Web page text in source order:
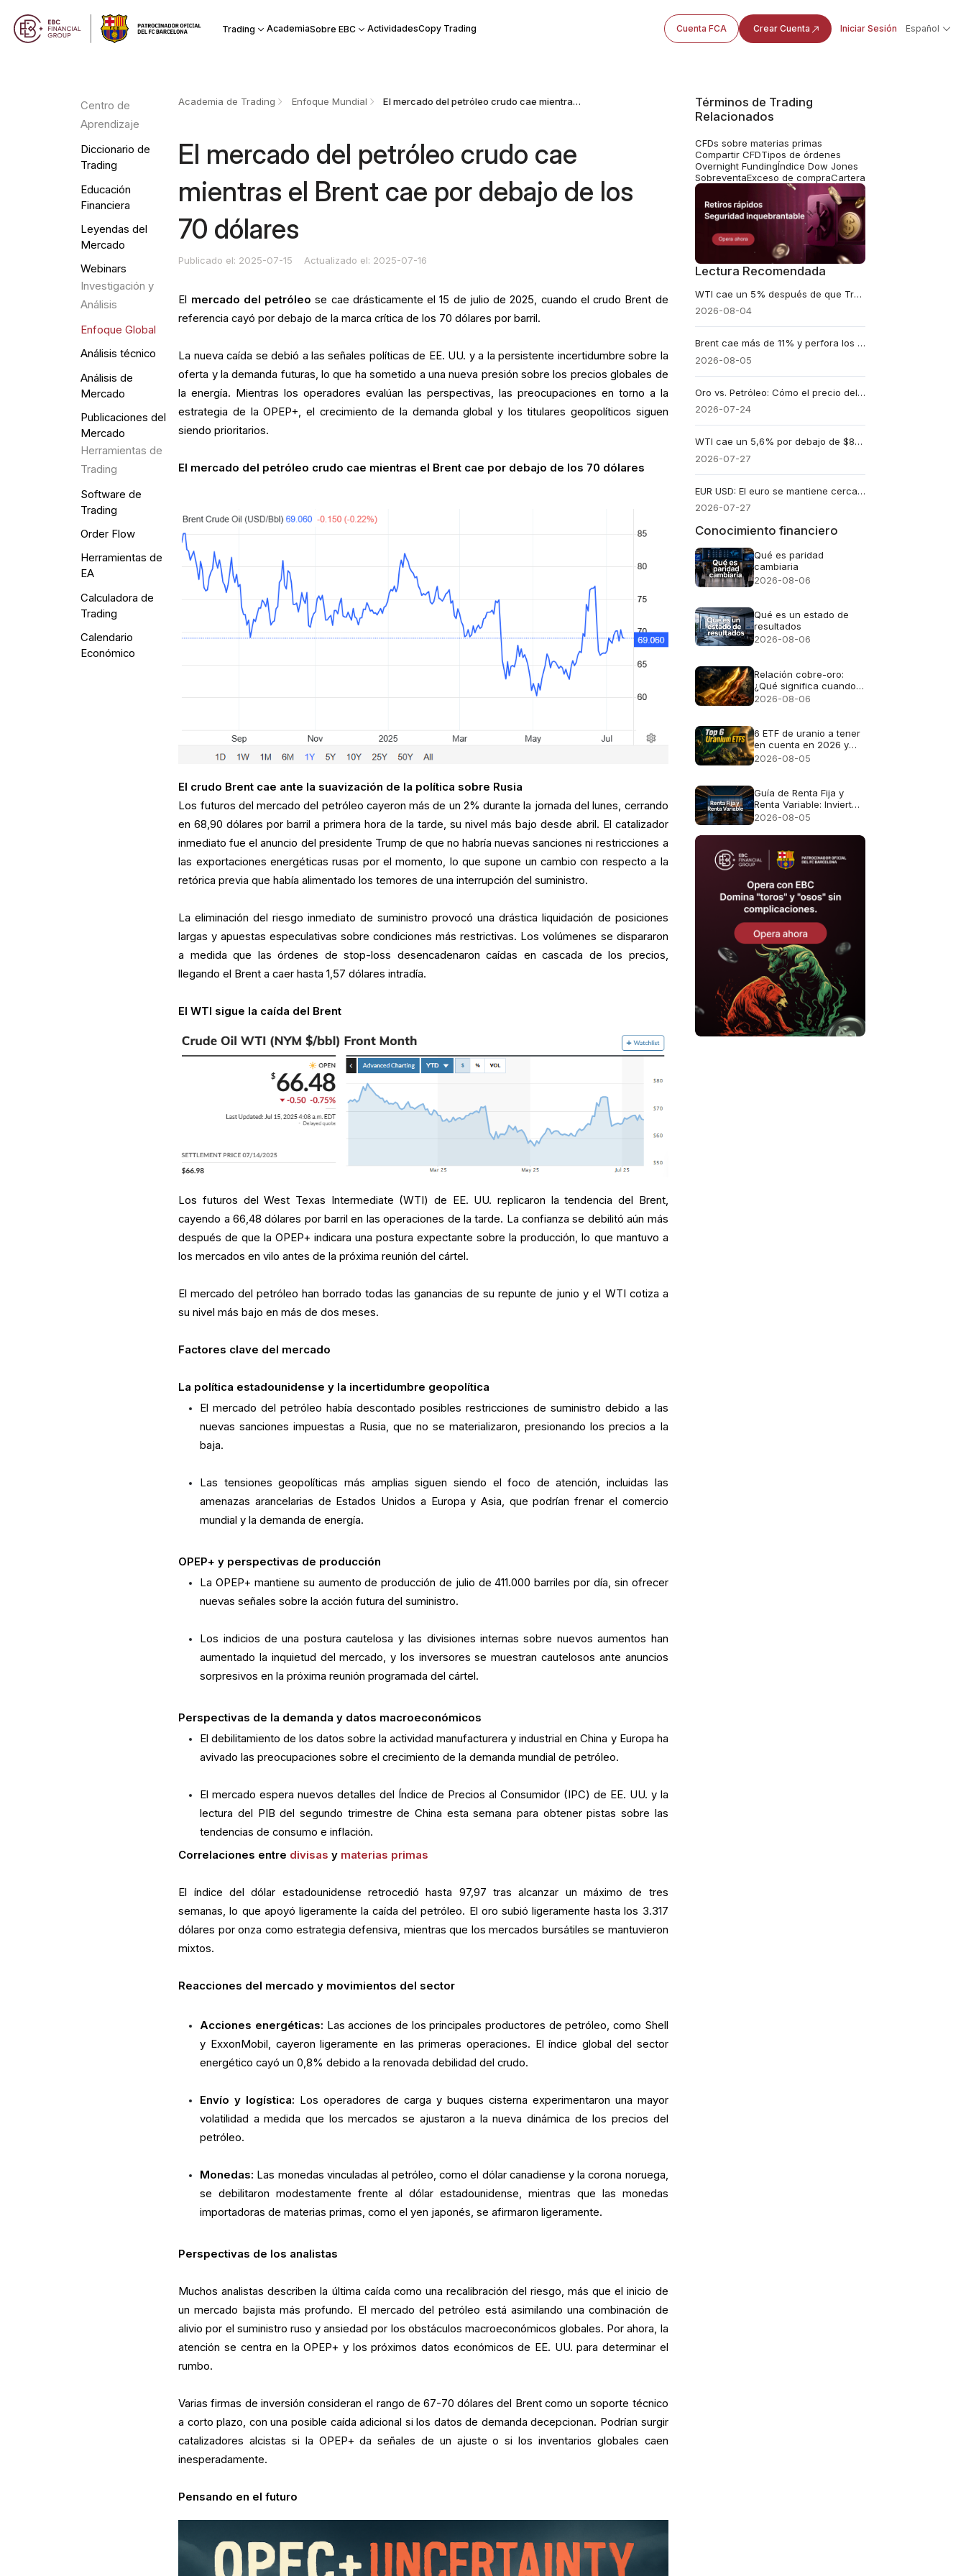
Trading AcademiaSobre EBC ActividadesCopy Trading Cuenta FCA Crear Cuenta Iniciar Sesión Español
Centro de
Aprendizaje
Diccionario de
Trading
Educación
Financiera
Leyendas del
Mercado
Webinars
Investigación y
Análisis
Enfoque Global
Análisis técnico
Análisis de
Mercado
Publicaciones del
Mercado
Herramientas de
Trading
Software de
Trading
Order Flow
Herramientas de
EA
Calculadora de
Trading
Calendario
Económico
Academia de Trading Enfoque Mundial El mercado del petróleo crudo cae mientras el Brent cae por debajo de los 70 dólares
El mercado del petróleo crudo cae
mientras el Brent cae por debajo de los
70 dólares
Publicado el: 2025-07-15 Actualizado el: 2025-07-16
El mercado del petróleo se cae drásticamente el 15 de julio de 2025, cuando el crudo Brent de
referencia cayó por debajo de la marca crítica de los 70 dólares por barril.
La nueva caída se debió a las señales políticas de EE. UU. y a la persistente incertidumbre sobre la
oferta y la demanda futuras, lo que ha sometido a una nueva presión sobre los precios globales de
la energía. Mientras los operadores evalúan las perspectivas, las preocupaciones en torno a la
estrategia de la OPEP+, el crecimiento de la demanda global y los titulares geopolíticos siguen
siendo prioritarios.
El mercado del petróleo crudo cae mientras el Brent cae por debajo de los 70 dólares
El crudo Brent cae ante la suavización de la política sobre Rusia
Los futuros del mercado del petróleo cayeron más de un 2% durante la jornada del lunes, cerrando
en 68,90 dólares por barril a primera hora de la tarde, su nivel más bajo desde abril. El catalizador
inmediato fue el anuncio del presidente Trump de que no habría nuevas sanciones ni restricciones a
las exportaciones energéticas rusas por el momento, lo que supone un cambio con respecto a la
retórica previa que había alimentado los temores de una interrupción del suministro.
La eliminación del riesgo inmediato de suministro provocó una drástica liquidación de posiciones
largas y apuestas especulativas sobre condiciones más restrictivas. Los volúmenes se dispararon
a medida que las órdenes de stop-loss desencadenaron caídas en cascada de los precios,
llegando el Brent a caer hasta 1,57 dólares intradía.
El WTI sigue la caída del Brent
Los futuros del West Texas Intermediate (WTI) de EE. UU. replicaron la tendencia del Brent,
cayendo a 66,48 dólares por barril en las operaciones de la tarde. La confianza se debilitó aún más
después de que la OPEP+ indicara una postura expectante sobre la producción, lo que mantuvo a
los mercados en vilo antes de la próxima reunión del cártel.
El mercado del petróleo han borrado todas las ganancias de su repunte de junio y el WTI cotiza a
su nivel más bajo en más de dos meses.
Factores clave del mercado
La política estadounidense y la incertidumbre geopolítica
El mercado del petróleo había descontado posibles restricciones de suministro debido a las
nuevas sanciones impuestas a Rusia, que no se materializaron, presionando los precios a la
baja.
Las tensiones geopolíticas más amplias siguen siendo el foco de atención, incluidas las
amenazas arancelarias de Estados Unidos a Europa y Asia, que podrían frenar el comercio
mundial y la demanda de energía.
OPEP+ y perspectivas de producción
La OPEP+ mantiene su aumento de producción de julio de 411.000 barriles por día, sin ofrecer
nuevas señales sobre la acción futura del suministro.
Los indicios de una postura cautelosa y las divisiones internas sobre nuevos aumentos han
aumentado la inquietud del mercado, y los inversores se muestran cautelosos ante anuncios
sorpresivos en la próxima reunión programada del cártel.
Perspectivas de la demanda y datos macroeconómicos
El debilitamiento de los datos sobre la actividad manufacturera y industrial en China y Europa ha
avivado las preocupaciones sobre el crecimiento de la demanda mundial de petróleo.
El mercado espera nuevos detalles del Índice de Precios al Consumidor (IPC) de EE. UU. y la
lectura del PIB del segundo trimestre de China esta semana para obtener pistas sobre las
tendencias de consumo e inflación.
Correlaciones entre divisas y materias primas
El índice del dólar estadounidense retrocedió hasta 97,97 tras alcanzar un máximo de tres
semanas, lo que apoyó ligeramente la caída del petróleo. El oro subió ligeramente hasta los 3.317
dólares por onza como estrategia defensiva, mientras que los mercados bursátiles se mantuvieron
mixtos.
Reacciones del mercado y movimientos del sector
Acciones energéticas: Las acciones de los principales productores de petróleo, como Shell
y ExxonMobil, cayeron ligeramente en las primeras operaciones. El índice global del sector
energético cayó un 0,8% debido a la renovada debilidad del crudo.
Envío y logística: Los operadores de carga y buques cisterna experimentaron una mayor
volatilidad a medida que los mercados se ajustaron a la nueva dinámica de los precios del
petróleo.
Monedas: Las monedas vinculadas al petróleo, como el dólar canadiense y la corona noruega,
se debilitaron modestamente frente al dólar estadounidense, mientras que las monedas
importadoras de materias primas, como el yen japonés, se afirmaron ligeramente.
Perspectivas de los analistas
Muchos analistas describen la última caída como una recalibración del riesgo, más que el inicio de
un mercado bajista más profundo. El mercado del petróleo está asimilando una combinación de
alivio por el suministro ruso y ansiedad por los obstáculos macroeconómicos globales. Por ahora, la
atención se centra en la OPEP+ y los próximos datos económicos de EE. UU. para determinar el
rumbo.
Varias firmas de inversión consideran el rango de 67-70 dólares del Brent como un soporte técnico
a corto plazo, con una posible caída adicional si los datos de demanda decepcionan. Podrían surgir
catalizadores alcistas si la OPEP+ da señales de un ajuste o si los inventarios globales caen
inesperadamente.
Pensando en el futuro
Términos de Trading
Relacionados
CFDs sobre materias primas
Compartir CFDTipos de órdenes
Overnight FundingÍndice Dow Jones
SobreventaExceso de compraCartera
Lectura Recomendada
WTI cae un 5% después de que Trump suspendiera los ataques contra Irán
2026-08-04
Brent cae más de 11% y perfora los US$80
2026-08-05
Oro vs. Petróleo: Cómo el precio del petróleo a 100 dólares impulsó rendimientos y provocó una caída del oro
2026-07-24
WTI cae un 5,6% por debajo de $85: ¿Qué acciones se benefician?
2026-07-27
EUR USD: El euro se mantiene cerca de 1,14 antes de la decisión de la Fed.
2026-07-27
Conocimiento financiero
Qué es paridad
cambiaria
2026-08-06
Qué es un estado de
resultados
2026-08-06
Relación cobre-oro:
¿Qué significa cuando
el oro y el cobre suben
2026-08-06
6 ETF de uranio a tener
en cuenta en 2026 y
qué posee realmente
2026-08-05
Guía de Renta Fija y
Renta Variable: Invierte
Mejor en LATAM
2026-08-05